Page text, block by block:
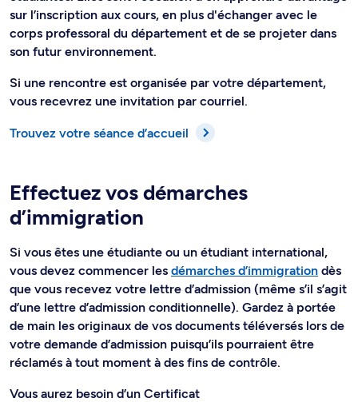
sur l’inscription aux cours, en plus d'échanger avec le
corps professoral du département et de se projeter dans
son futur environnement.
Si une rencontre est organisée par votre département,
vous recevrez une invitation par courriel.
Trouvez votre séance d’accueil
Effectuez vos démarches
d’immigration
Si vous êtes une étudiante ou un étudiant international,
vous devez commencer les démarches d’immigration dès
que vous recevez votre lettre d’admission (même s’il s’agit
d’une lettre d’admission conditionnelle). Gardez à portée
de main les originaux de vos documents téléversés lors de
votre demande d’admission puisqu’ils pourraient être
réclamés à tout moment à des fins de contrôle.
Vous aurez besoin d’un Certificat